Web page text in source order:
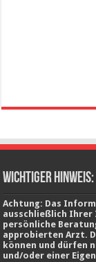
wichtiger Hinweis:
Achtung: Das
ausschließlich
persönliche
approbierten Arzt.
können und dürfen
und/oder einer